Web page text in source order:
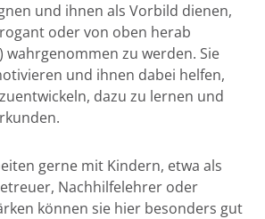
und ihnen als Vorbild dienen,
oder von oben herab
wahrgenommen zu werden. Sie
und ihnen dabei helfen,
dazu zu lernen und
gerne mit Kindern, etwa als
Nachhilfelehrer oder
können sie hier besonders gut